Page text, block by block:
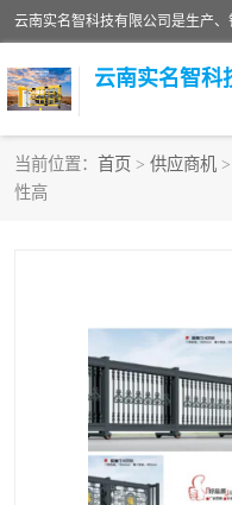
云南实名智科
当前位置： 首页 > 供应商机 >
性高
车牌识别门系列
升降门系列
小门系列